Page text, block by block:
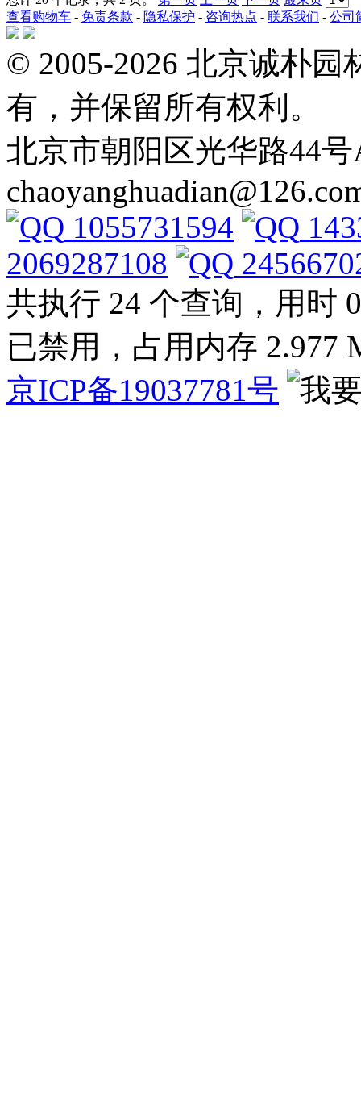
查看购物车 - 免责条款 - 隐私保护 - 咨询热点 - 联系我们 - 公司
© 2005-2026 北京诚朴园
有，并保留所有权利。
北京市朝阳区光华路44号
1055731594
2069287108
共执行 24 个查询，用时
已禁用，占用内存 2.977
京ICP备19037781号